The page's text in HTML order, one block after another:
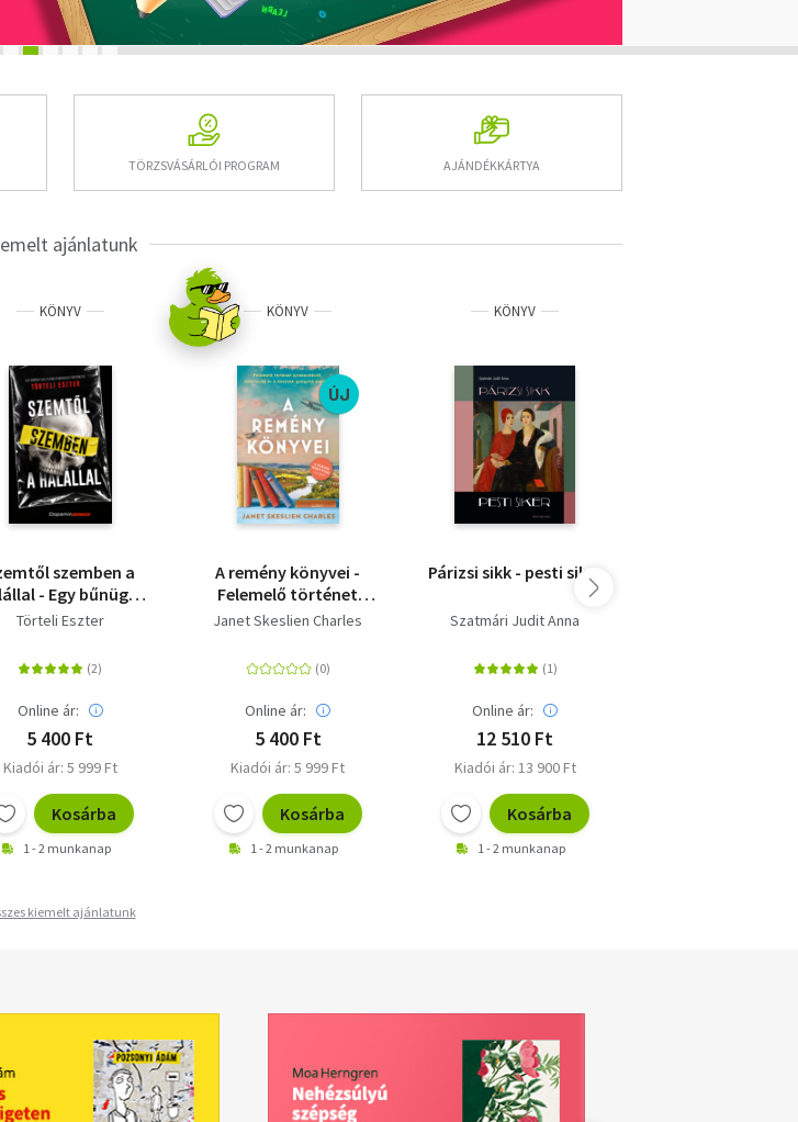
TÖRZSVÁSÁRLÓI PROGRAM AJÁNDÉKKÁRTYA
ajánlatunk
KÖNYV
szemben a
- Egy bűnügyi
megrázó
Törteli Eszter
Online ár:
5 400 Ft
Kiadói ár: 5 999 Ft
Kosárba
1 - 2 munkanap
KÖNYV
ÚJ
A remény könyvei -
Felemelő történet
újrakezdésről,
könyvek gyógyító
erejéről
Janet Skeslien Charles
Online ár:
5 400 Ft
Kiadói ár: 5 999 Ft
Kosárba
1 - 2 munkanap
KÖNYV
Párizsi sikk - pesti siker
Szatmári Judit Anna
Online ár:
12 510 Ft
Kiadói ár: 13 900 Ft
Kosárba
1 - 2 munkanap
kiemelt ajánlatunk